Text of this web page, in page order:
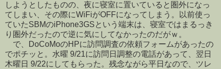
しようとしたものの、夜に寝室に置いていると圏外になっ
てしまい、その際にWiFiがOFFになってしまう。以前使っ
ていたSBMのiPhone3GSという端末は、寝室ではまるっき
り圏外だったので逆に気にしてなかったのだがｗ。
で、DoCoMoのHPに訪問調査の依頼フォームがあったの
でポチッと。水曜 9/21に訪問日調整の電話があって、翌日
木曜日 9/22にしてもらった。残念ながら平日なので、ツレ